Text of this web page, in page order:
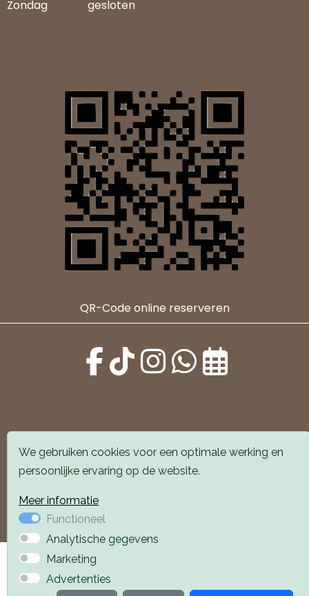
Zondag
gesloten
QR-Code online reserveren
Alle locaties zijn goed bereikbaar met auto en
openbaar vervoer. Er is parkeergelegenheid voor de
Privacyverklaring
We gebruiken cookies voor een optimale werking en
persoonlijke ervaring op de website.
Meer informatie
Functioneel
Analytische gegevens
Marketing
Advertenties